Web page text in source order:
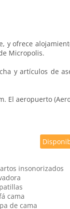
y ofrece
Micropolis.
y artículos de
El aeropuerto
insonorizados
cama
de cama